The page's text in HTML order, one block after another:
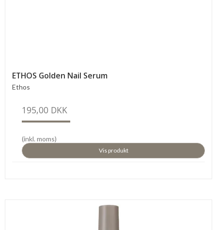
ETHOS Golden Nail Serum
Ethos
195,00 DKK
(inkl. moms)
Vis produkt